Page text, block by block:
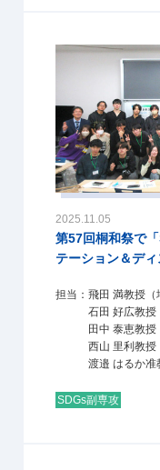
2025.11.05
第57回桐和祭で
テーション＆デ
担当：飛田 満教授（
石田 好広教授（
田中 泰恵教授（
西山 里利教授（
渡邉 はるか准教
SDGs副専攻